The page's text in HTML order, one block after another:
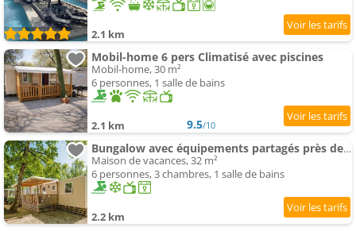
2.1 km
Mobil-home 6 pers Climatisé avec piscines
Mobil-home, 30 m²
6 personnes, 1 salle de bains
2.1 km 9.5/10
Bungalow avec équipements partagés près de Lagorce, 32 m²
Maison de vacances, 32 m²
6 personnes, 3 chambres, 1 salle de bains
2.2 km